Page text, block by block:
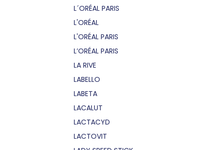
L´ORÉAL PARIS
L'ORÉAL
L'ORÉAL PARIS
L’ORÉAL PARIS
LA RIVE
LABELLO
LABETA
LACALUT
LACTACYD
LACTOVIT